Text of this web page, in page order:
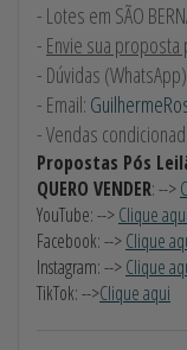
- Lotes em SÃO
- Envie sua
- Dúvidas
- Email:
- Vendas
Propostas Pós
QUERO VENDER: -->
YouTube: -->Clique aqui
Facebook: -->Clique
Instagram: -->Clique
TikTok: -->Clique aqui